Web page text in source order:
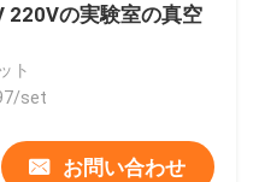
220Vの実験室の真空
ト
set
お問い合わせ